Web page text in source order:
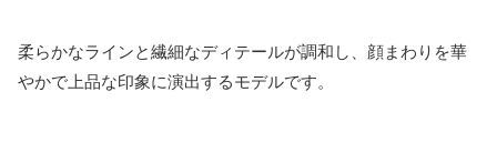
柔らかなラインと繊細なディテールが調和し、顔まわりを華
やかで上品な印象に演出するモデルです。